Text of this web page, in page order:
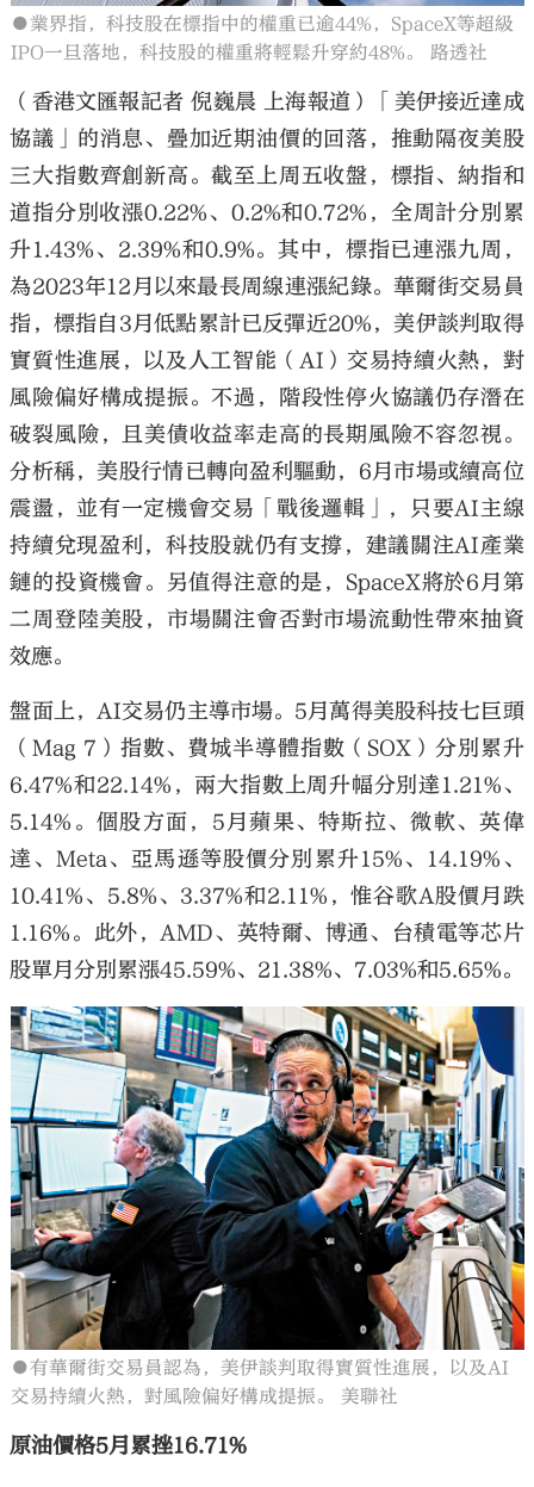
●業界指，科技股在標指中的權重已逾44%，SpaceX等超級
IPO一旦落地，科技股的權重將輕鬆升穿約48%。 路透社
（香港文匯報記者 倪巍晨 上海報道）「美伊接近達成
協議」的消息、疊加近期油價的回落，推動隔夜美股
三大指數齊創新高。截至上周五收盤，標指、納指和
道指分別收漲0.22%、0.2%和0.72%，全周計分別累
升1.43%、2.39%和0.9%。其中，標指已連漲九周，
為2023年12月以來最長周線連漲紀錄。華爾街交易員
指，標指自3月低點累計已反彈近20%，美伊談判取得
實質性進展，以及人工智能（AI）交易持續火熱，對
風險偏好構成提振。不過，階段性停火協議仍存潛在
破裂風險，且美債收益率走高的長期風險不容忽視。
分析稱，美股行情已轉向盈利驅動，6月市場或續高位
震盪，並有一定機會交易「戰後邏輯」，只要AI主線
持續兌現盈利，科技股就仍有支撐，建議關注AI產業
鏈的投資機會。另值得注意的是，SpaceX將於6月第
二周登陸美股，市場關注會否對市場流動性帶來抽資
效應。
盤面上，AI交易仍主導市場。5月萬得美股科技七巨頭
（Mag 7）指數、費城半導體指數（SOX）分別累升
6.47%和22.14%，兩大指數上周升幅分別達1.21%、
5.14%。個股方面，5月蘋果、特斯拉、微軟、英偉
達、Meta、亞馬遜等股價分別累升15%、14.19%、
10.41%、5.8%、3.37%和2.11%，惟谷歌A股價月跌
1.16%。此外，AMD、英特爾、博通、台積電等芯片
股單月分別累漲45.59%、21.38%、7.03%和5.65%。
●有華爾街交易員認為，美伊談判取得實質性進展，以及AI
交易持續火熱，對風險偏好構成提振。 美聯社
原油價格5月累挫16.71%